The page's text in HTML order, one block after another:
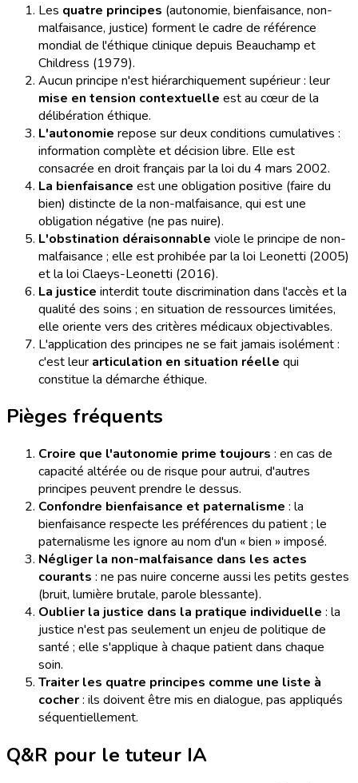
Les quatre principes (autonomie, bienfaisance, non-
malfaisance, justice) forment le cadre de référence
mondial de l'éthique clinique depuis Beauchamp et
Childress (1979).
Aucun principe n'est hiérarchiquement supérieur : leur
mise en tension contextuelle est au cœur de la
délibération éthique.
L'autonomie repose sur deux conditions cumulatives :
information complète et décision libre. Elle est
consacrée en droit français par la loi du 4 mars 2002.
La bienfaisance est une obligation positive (faire du
bien) distincte de la non-malfaisance, qui est une
obligation négative (ne pas nuire).
L'obstination déraisonnable viole le principe de non-
malfaisance ; elle est prohibée par la loi Leonetti (2005)
et la loi Claeys-Leonetti (2016).
La justice interdit toute discrimination dans l'accès et la
qualité des soins ; en situation de ressources limitées,
elle oriente vers des critères médicaux objectivables.
L'application des principes ne se fait jamais isolément :
c'est leur articulation en situation réelle qui
constitue la démarche éthique.
Pièges fréquents
Croire que l'autonomie prime toujours : en cas de
capacité altérée ou de risque pour autrui, d'autres
principes peuvent prendre le dessus.
Confondre bienfaisance et paternalisme : la
bienfaisance respecte les préférences du patient ; le
paternalisme les ignore au nom d'un « bien » imposé.
Négliger la non-malfaisance dans les actes
courants : ne pas nuire concerne aussi les petits gestes
(bruit, lumière brutale, parole blessante).
Oublier la justice dans la pratique individuelle : la
justice n'est pas seulement un enjeu de politique de
santé ; elle s'applique à chaque patient dans chaque
soin.
Traiter les quatre principes comme une liste à
cocher: ils doivent être mis en dialogue, pas appliqués
séquentiellement.
Q&R pour le tuteur IA